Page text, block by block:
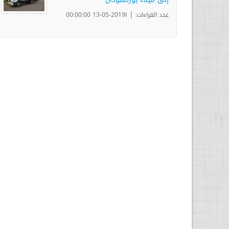
عدد القراءات: | ا2019-05-13 00:00:00